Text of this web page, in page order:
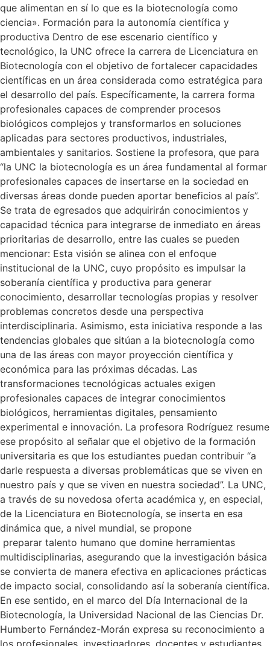
que alimentan en sí lo que es la biotecnología como
ciencia». Formación para la autonomía científica y
productiva Dentro de ese escenario científico y
tecnológico, la UNC ofrece la carrera de Licenciatura en
Biotecnología con el objetivo de fortalecer capacidades
científicas en un área considerada como estratégica para
el desarrollo del país. Específicamente, la carrera forma
profesionales capaces de comprender procesos
biológicos complejos y transformarlos en soluciones
aplicadas para sectores productivos, industriales,
ambientales y sanitarios. Sostiene la profesora, que para
“la UNC la biotecnología es un área fundamental al formar
profesionales capaces de insertarse en la sociedad en
diversas áreas donde pueden aportar beneficios al país”.
Se trata de egresados que adquirirán conocimientos y
capacidad técnica para integrarse de inmediato en áreas
prioritarias de desarrollo, entre las cuales se pueden
mencionar: Esta visión se alinea con el enfoque
institucional de la UNC, cuyo propósito es impulsar la
soberanía científica y productiva para generar
conocimiento, desarrollar tecnologías propias y resolver
problemas concretos desde una perspectiva
interdisciplinaria. Asimismo, esta iniciativa responde a las
tendencias globales que sitúan a la biotecnología como
una de las áreas con mayor proyección científica y
económica para las próximas décadas. Las
transformaciones tecnológicas actuales exigen
profesionales capaces de integrar conocimientos
biológicos, herramientas digitales, pensamiento
experimental e innovación. La profesora Rodríguez resume
ese propósito al señalar que el objetivo de la formación
universitaria es que los estudiantes puedan contribuir “a
darle respuesta a diversas problemáticas que se viven en
nuestro país y que se viven en nuestra sociedad”. La UNC,
a través de su novedosa oferta académica y, en especial,
de la Licenciatura en Biotecnología, se inserta en esa
dinámica que, a nivel mundial, se propone
preparar talento humano que domine herramientas
multidisciplinarias, asegurando que la investigación básica
se convierta de manera efectiva en aplicaciones prácticas
de impacto social, consolidando así la soberanía científica.
En ese sentido, en el marco del Día Internacional de la
Biotecnología, la Universidad Nacional de las Ciencias Dr.
Humberto Fernández-Morán expresa su reconocimiento a
los profesionales, investigadores, docentes y estudiantes